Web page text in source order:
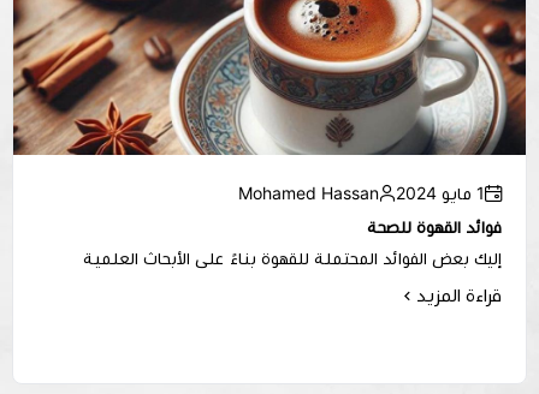
1 مايو 2024
Mohamed Hassan
فوائد القهوة للصحة
إليك بعض الفوائد المحتملة للقهوة بناءً على الأبحاث العلمية
قراءة المزيد